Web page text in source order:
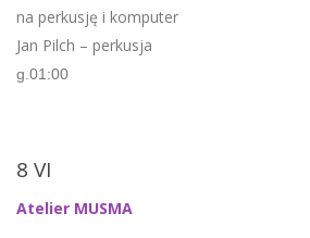
na perkusję i komputer
Jan Pilch – perkusja
g.01:00
8 VI
Atelier MUSMA